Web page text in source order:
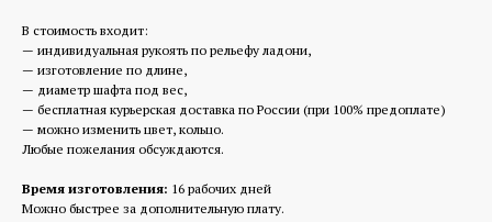
В стоимость входит:
— индивидуальная рукоять по рельефу ладони,
— изготовление по длине,
— диаметр шафта под вес,
— бесплатная курьерская доставка по России (при 100% предоплате)
— можно изменить цвет, кольцо.
Любые пожелания обсуждаются.
Время изготовления: 16 рабочих дней
Можно быстрее за дополнительную плату.